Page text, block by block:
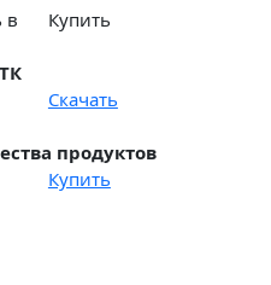
в
Купить
Скачать
продуктов
Купить